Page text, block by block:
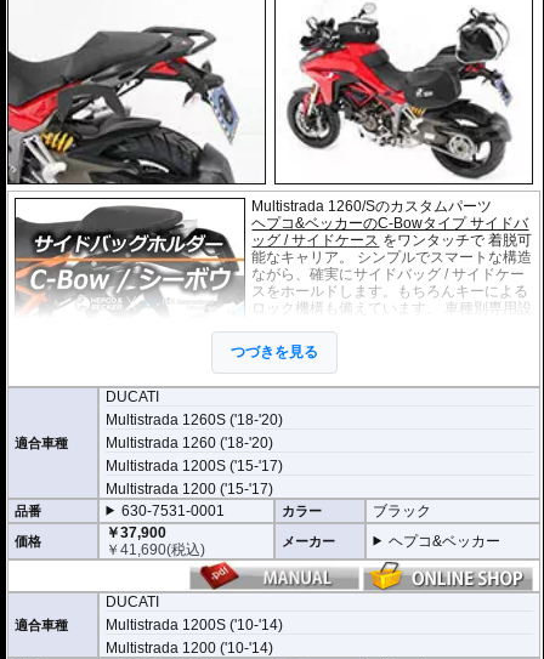
Multistrada 1260/Sのカスタムパーツ
ヘプコ&ベッカーのC-Bowタイプ サイドバ
ッグ / サイドケース をワンタッチで 着脱可
能なキャリア。 シンプルでスマートな構造
ながら、確実にサイドバッグ / サイドケー
スをホールドします。もちろんキーによる
ロック機構も備えています。 車種別専用設
※耐加重 : 片側 5kg (ケース、バッグの自重
を除く)
※バッグの搭載位置を 50mm 前方または後方、30mm 上方または下方に移設す
る移設キット(オプション)もあります。
つづきを見る
適合車種
DUCATI
Multistrada 1260S ('18-'20)
Multistrada 1260 ('18-'20)
Multistrada 1200S ('15-'17)
Multistrada 1200 ('15-'17)
品番 630-7531-0001 カラー ブラック
価格
￥37,900
￥41,690(税込) メーカー ヘプコ&ベッカー
適合車種
DUCATI
Multistrada 1200S ('10-'14)
Multistrada 1200 ('10-'14)